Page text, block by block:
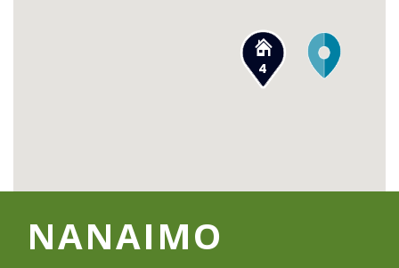
4
NANAIMO